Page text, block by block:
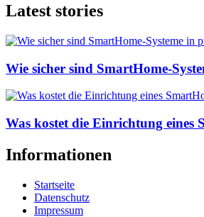
Latest stories
Wie sicher sind SmartHome-
Was kostet die Einrichtung eines
Informationen
Startseite
Datenschutz
Impressum